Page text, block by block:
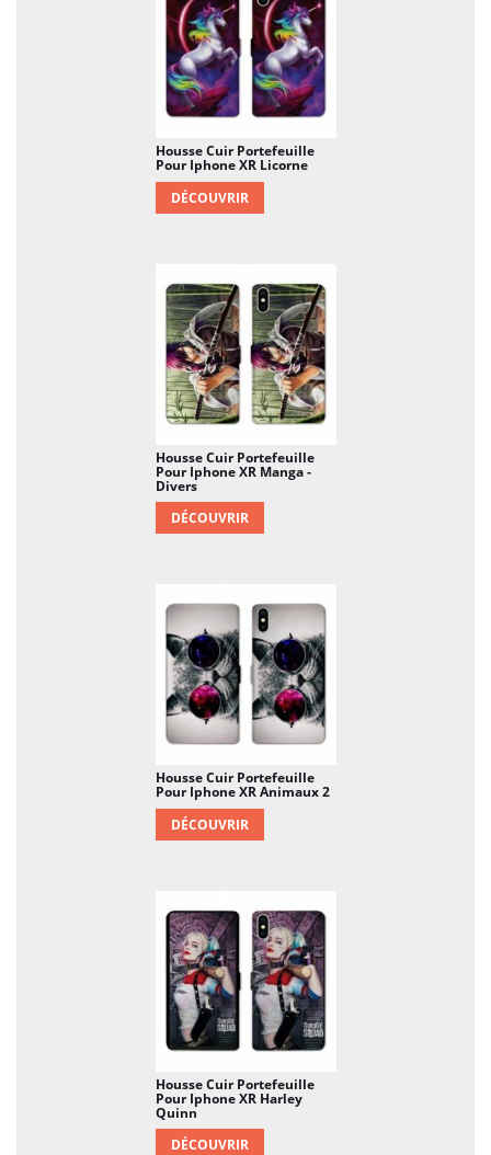
Housse Cuir Portefeuille
Pour Iphone XR Licorne
DÉCOUVRIR
Housse Cuir Portefeuille
Pour Iphone XR Manga -
Divers
DÉCOUVRIR
Housse Cuir Portefeuille
Pour Iphone XR Animaux 2
DÉCOUVRIR
Housse Cuir Portefeuille
Pour Iphone XR Harley
Quinn
DÉCOUVRIR